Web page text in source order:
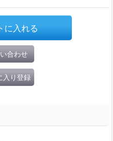
に入れる
合わせ
入り登録